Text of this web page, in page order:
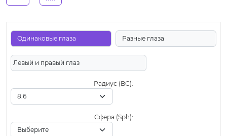
Одинаковые глаза Разные глаза
Левый и правый глаз
Радиус (BC):
Сфера (Sph):